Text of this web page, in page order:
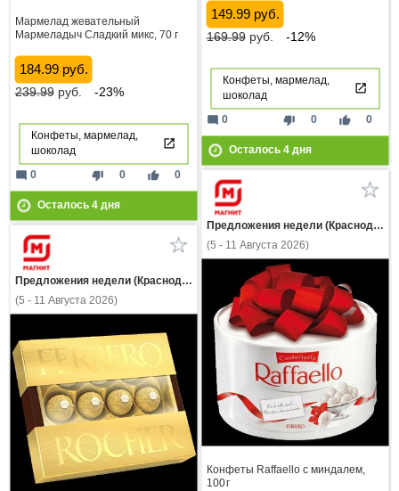
149.99 руб.
169.99руб. -12%
Конфеты, мармелад,
шоколад
thumb_down 0 thumb_up 0
mode_comment 0
Осталось 4дня
Мармелад жевательный
Мармеладыч Сладкий микс, 70 г
184.99 руб.
239.99руб. -23%
Конфеты, мармелад,
шоколад
thumb_down 0 thumb_up 0
mode_comment 0
Осталось 4дня
Предложения недели (Краснодарский край)
(5 - 11 Августа 2026)
Конфеты Raffaello с миндалем,
100 г
Предложения недели (Краснодарский край)
(5 - 11 Августа 2026)